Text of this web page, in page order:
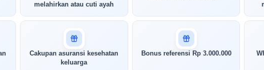
melahirkan atau cuti ayah
Cakupan asuransi kesehatan
keluarga
Bonus referensi Rp 3.000.000